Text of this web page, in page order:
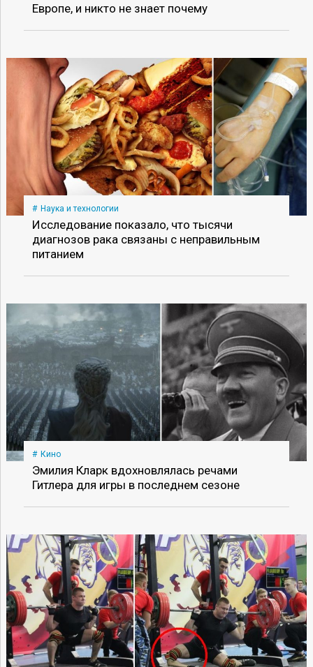
Европе, и никто не знает почему
Наука и технологии
Исследование показало, что тысячи
диагнозов рака связаны с неправильным
питанием
Кино
Эмилия Кларк вдохновлялась речами
Гитлера для игры в последнем сезоне